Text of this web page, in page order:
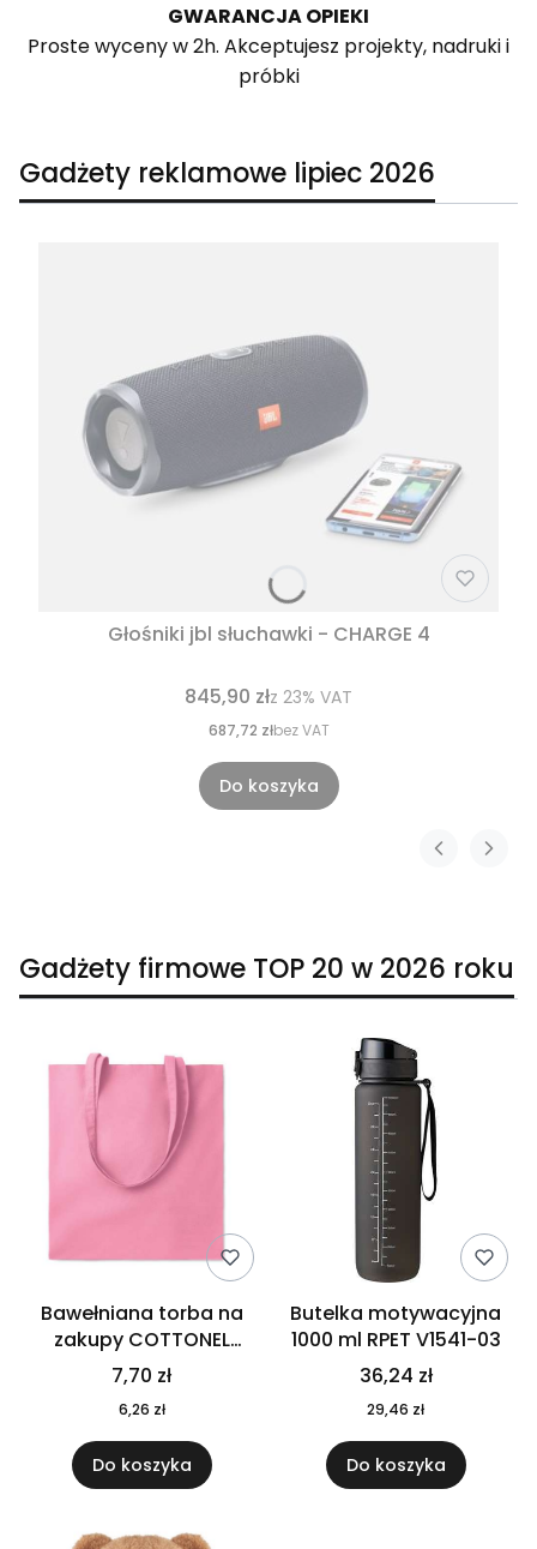
GWARANCJA OPIEKI
Proste wyceny w 2h. Akceptujesz projekty, nadruki i
próbki
Gadżety reklamowe lipiec 2026
Głośniki jbl słuchawki - CHARGE 4
845,90 złz 23% VAT
687,72 złbez VAT
Do koszyka
Gadżety firmowe TOP 20 w 2026 roku
Bawełniana torba na
zakupy COTTONEL
COLOUR++ MO9846-11
7,70 zł
6,26 zł
Do koszyka
Butelka motywacyjna
1000 ml RPET V1541-03
36,24 zł
29,46 zł
Do koszyka